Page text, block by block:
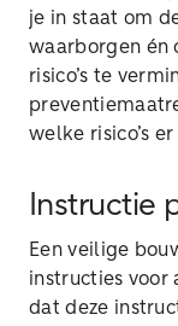
je in staat om
waarborgen én
risico’s te
welke risico’s
Instructie
Een veilige
instructies voor
dat deze